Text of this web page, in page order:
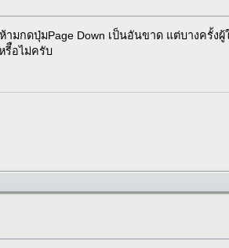
มกดปุ่มPage Down เป็นอันขาด แต่บางครั้
รีือไม่ครับ